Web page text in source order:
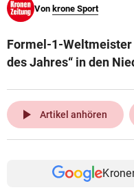
© Krone Multimedia
Muthgasse 2, 1190 Wien
Von krone Sport
Formel-1-
des Jahres“ in den
play_arrow Artikel anhören